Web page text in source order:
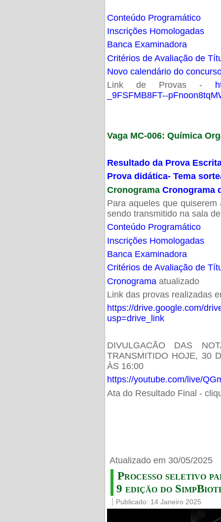
Conteúdo Programático
Inscrições Homologadas
Banca Examinadora
Critérios de Avaliação de
Novo calendário do
Link de Provas -
_9FSFMB8FT--
Vaga MC-006: Química
Resultado da Prova
Prova didática- Tema
Cronograma Cronograma
Para aqueles que
sendo transmitido na sala
Conteúdo Programático
Inscrições Homologadas
Banca Examinadora
Critérios de Avaliação de
Cronogramaatualizado
Link das provas realizadas
https://drive.google.com/
usp=drive_link
DIVULGACÃO DAS
TRANSMITIDO HOJE, 30
ÀS 16:00
https://youtube.com/live/
Ata do Resultado Final -
Atualizado em 30/05/2025
Processo seletivo
9 edição do
Publicado: 14 Janeiro 2025